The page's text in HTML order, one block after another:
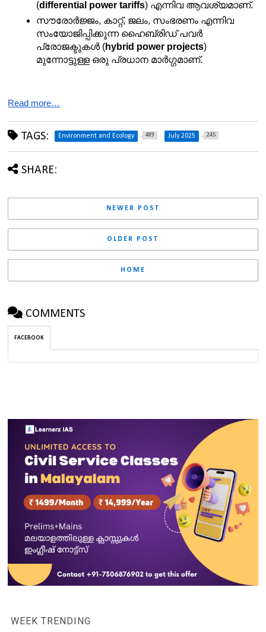
(differential power tariffs) എന്നിവ ആവശ്യമാണ്.
സൗരോർജ്ജം, കാറ്റ്, ജലം, സംഭരണം എന്നിവ
സംയോജിപ്പിക്കുന്ന ഹൈബ്രിഡ് പവർ
പ്രോജക്ടുകൾ (hybrid power projects)
മുന്നോട്ടുള്ള ഒരു പ്രധാന മാർഗ്ഗമാണ്.
Read more…
TAGS: Environment and Ecology 489 July 2025 245
SHARE:
NEWER POST
OLDER POST
HOME
COMMENTS
FACEBOOK
WEEK TRENDING